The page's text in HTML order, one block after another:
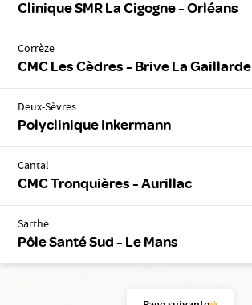
Clinique SMR La Cigogne - Orléans
Corrèze
CMC Les Cèdres - Brive La Gaillarde
Deux-Sèvres
Polyclinique Inkermann
Cantal
CMC Tronquières - Aurillac
Sarthe
Pôle Santé Sud - Le Mans